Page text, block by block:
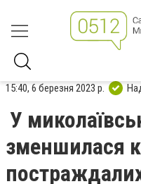
15:40, 6 березня 2023 р.
У
зменшилася